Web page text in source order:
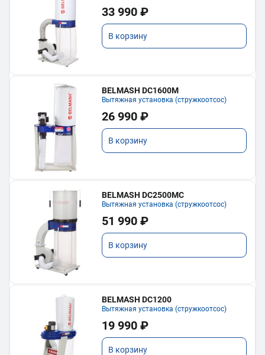
33 990 ₽
В корзину
BELMASH DC1600M
Вытяжная установка (стружкоотсос)
26 990 ₽
В корзину
BELMASH DC2500MC
Вытяжная установка (стружкоотсос)
51 990 ₽
В корзину
BELMASH DC1200
Вытяжная установка (стружкоотсос)
19 990 ₽
В корзину